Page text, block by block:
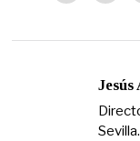
Jesús